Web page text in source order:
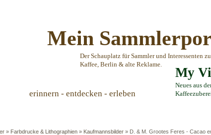
Mein
Der Schauplatz für Sammler und Interessenten
Kaffee, Berlin & alte Reklame.
My
Neues aus
erinnern - entdecken - erleben
» Farbdrucke & Lithographien » Kaufmannsbilder » D. & M. Grootes Feres - Cacao